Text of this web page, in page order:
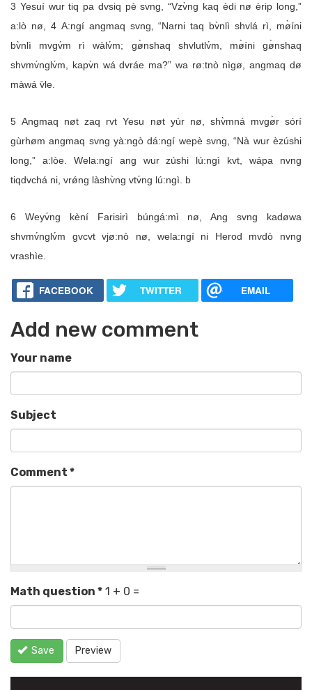
3 Yesuí wur tiq pa dvsiq pè svng, “Vzv̀ng kaq èdi nø èrip long,”
a:lò nø, 4 A:ngí angmaq svng, “Narni taq bv̀nlì shvlá rì, mø̀íni
bv̀nlì mvgv́m rì wàlv́m; gø̀nshaq shvlutlv́m, mø̀íni gø̀nshaq
shvmv́nglv́m, kapv̀n wá dvráe ma?” wa rø:tnò nìgø, angmaq dø
màwá v̄le.
5 Angmaq nøt zaq rvt Yesu nøt yùr nø, shv̀mná mvgø̀r sórí
gùrhøm angmaq svng yà:ngò dá:ngí wepè svng, “Nà wur èzúshi
long,” a:lòe. Wela:ngí ang wur zúshi lú:ngì kvt, wápa nvng
tiqdvchá ni, vrǿng làshv̀ng vtv́ng lú:ngì. b
6 Weyv́ng kèní Farisirì búngá:mì nø, Ang svng kadøwa
shvmv́nglv́m gvcvt vjø:nò nø, wela:ngí ni Herod mvdò nvng
vrashìe.
FACEBOOK TWITTER EMAIL
Add new comment
Your name
Subject
Comment *
Math question * 1 + 0 =
Save Preview